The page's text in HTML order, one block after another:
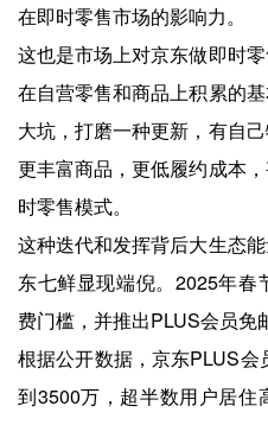
在即时零售市场的影响力。
这也是市场上对京东做即时
在自营零售和商品上积累的
大坑，打磨一种更新，有自
更丰富商品，更低履约成本
时零售模式。
这种迭代和发挥背后大生态
东七鲜显现端倪。2025年春
费门槛，并推出PLUS会员免
根据公开数据，京东PLUS
到3500万，超半数用户居住